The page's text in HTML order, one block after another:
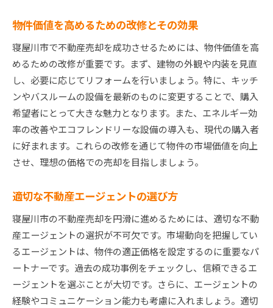
寝屋川市での高評価を得るための売却戦略
寝屋川市不動産売却で失敗しないための手数料見直
し術
売却前に知っておきたい手数料の基本
手数料を見直すことで得られる売却利益の最大
化
不動産エージェントの選び方と手数料交渉術
見積もり比較で手数料を最適化する方法
寝屋川市での手数料の比較とその選び方
手数料見直しによるリスク管理の重要性
イド
売却計画の立て方とその実際の進め方
寝屋川市の買い手に響くセールスポイントの確
立
売却プロセスをスムーズにするための準備
物件価値を高めるための改修とその効果
寝屋川市で不動産売却を成功させるためには、物件価値を高
めるための改修が重要です。まず、建物の外観や内装を見直
し、必要に応じてリフォームを行いましょう。特に、キッチ
ンやバスルームの設備を最新のものに変更することで、購入
希望者にとって大きな魅力となります。また、エネルギー効
率の改善やエコフレンドリーな設備の導入も、現代の購入者
に好まれます。これらの改修を通じて物件の市場価値を向上
させ、理想の価格での売却を目指しましょう。
適切な不動産エージェントの選び方
寝屋川市の不動産売却を円滑に進めるためには、適切な不動
産エージェントの選択が不可欠です。市場動向を把握してい
るエージェントは、物件の適正価格を設定するのに重要なパ
ートナーです。過去の成功事例をチェックし、信頼できるエ
ージェントを選ぶことが大切です。さらに、エージェントの
経験やコミュニケーション能力も考慮に入れましょう。適切